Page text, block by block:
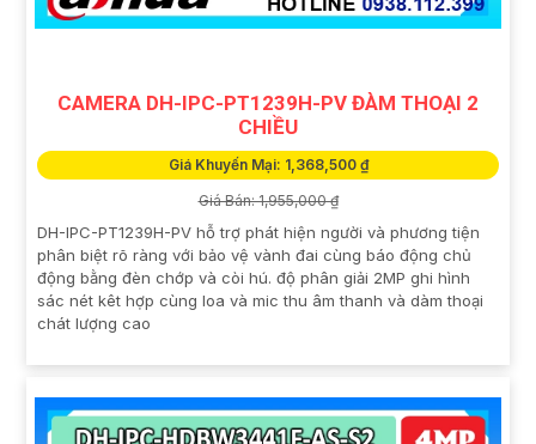
CAMERA DH-IPC-PT1239H-PV ĐÀM THOẠI 2
CHIỀU
Giá Khuyến Mại: 1,368,500 ₫
Giá Bán: 1,955,000 ₫
DH-IPC-PT1239H-PV hỗ trợ phát hiện người và phương tiện
phân biệt rõ ràng với bảo vệ vành đai cùng báo động chủ
động bằng đèn chớp và còi hú. độ phân giải 2MP ghi hình
sác nét kêt hợp cùng loa và mic thu âm thanh và dàm thoại
chát lượng cao